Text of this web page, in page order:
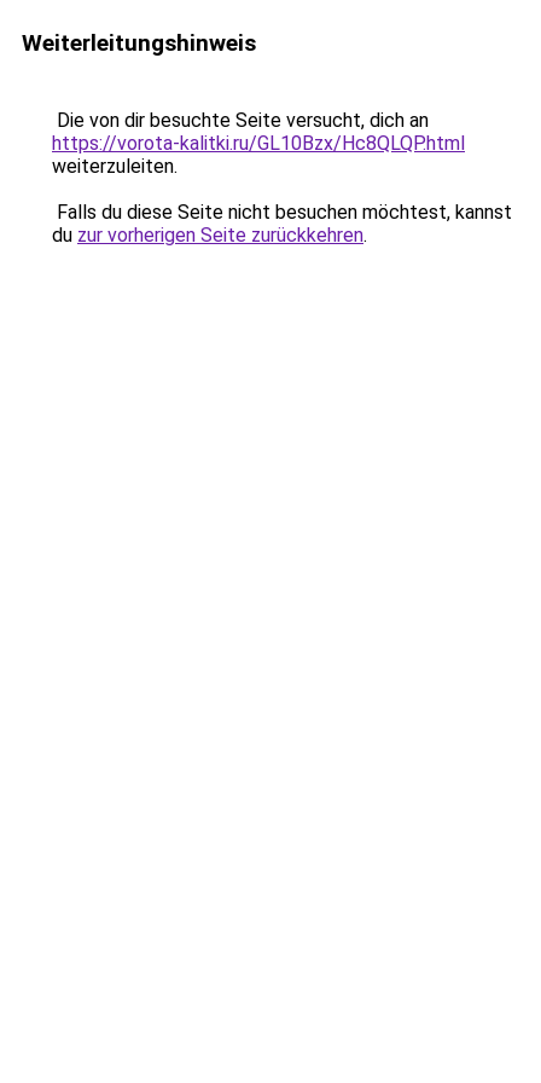
Weiterleitungshinweis
Die von dir besuchte Seite versucht, dich an
https://vorota-kalitki.ru/GL10Bzx/Hc8QLQP.html
weiterzuleiten.
Falls du diese Seite nicht besuchen möchtest, kannst
du zur vorherigen Seite zurückkehren.